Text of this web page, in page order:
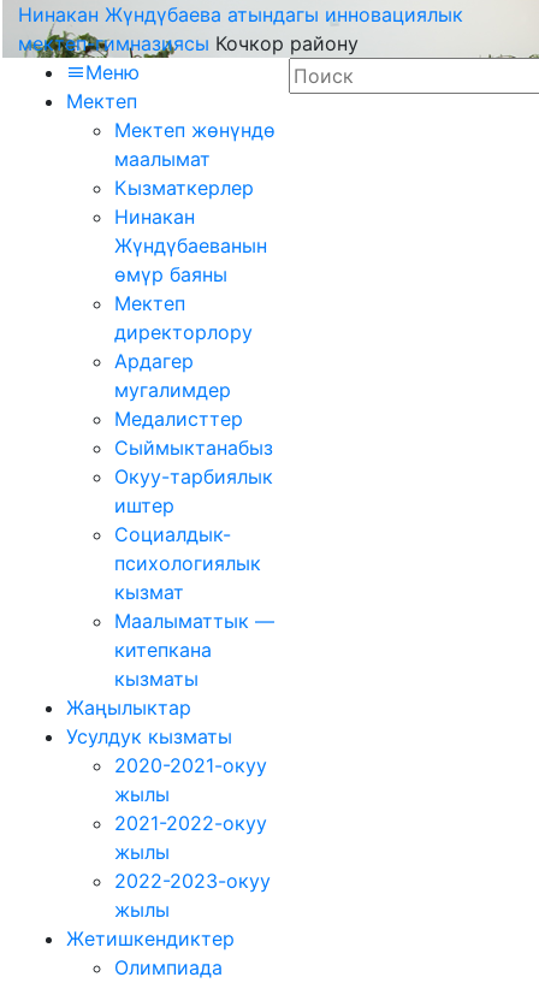
Нинакан Жүндүбаева атындагы инновациялык
мектеп-гимназиясы Кочкор району
Меню
Мектеп
Мектеп жөнүндө
маалымат
Кызматкерлер
Нинакан
Жүндүбаеванын
өмүр баяны
Мектеп
директорлору
Ардагер
мугалимдер
Медалисттер
Сыймыктанабыз
Окуу-тарбиялык
иштер
Социалдык-
психологиялык
кызмат
Маалыматтык —
китепкана
кызматы
Жаңылыктар
Усулдук кызматы
2020-2021-окуу
жылы
2021-2022-окуу
жылы
2022-2023-окуу
жылы
Жетишкендиктер
Олимпиада